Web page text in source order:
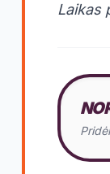
Laikas